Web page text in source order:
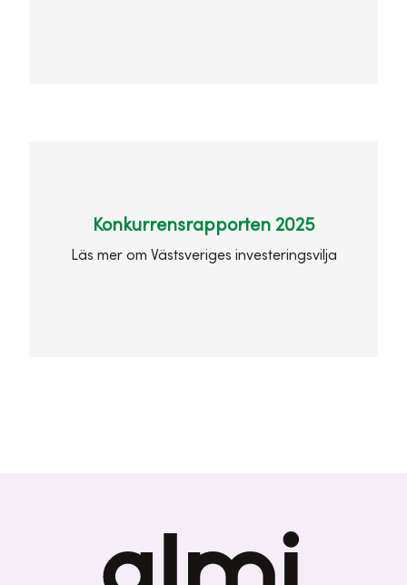
Konkurrensrapporten 2025
Läs mer om Västsveriges investeringsvilja